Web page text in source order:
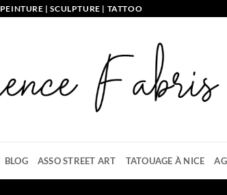
PEINTURE | SCULPTURE | TATTOO
BLOG ASSO STREET ART TATOUAGE À NICE